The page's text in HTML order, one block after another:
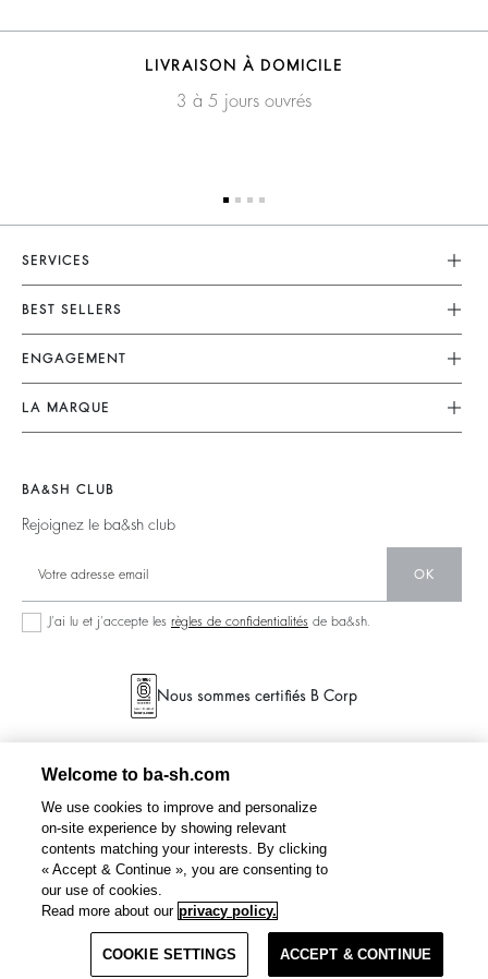
DAELA chemise brodée
ÉPUISÉ. ME PRÉVENIR.
LIVRAISON À DOMICILE
3 à 5 jours ouvrés
SERVICES
Service Client
FAQ
Retouches & Réparations
accessibilité
BEST SELLERS
Robes
Combinaisons
Tops & Chemises
Pulls & Cardigans
Dos Nus
ENGAGEMENT
Nos Engagements
Planète
Circularité
Communauté
Collection Responsable
Seconde Main
LA MARQUE
Barbara & Sharon
125 Et Après
Nos Boutiques
BA&SH CLUB
Rejoignez le ba&sh club
OK
J’ai lu et j’accepte les règles de confidentialités de ba&sh.
Nous sommes certifiés B Corp
Welcome to ba-sh.com
We use cookies to improve and personalize
on-site experience by showing relevant
contents matching your interests. By clicking
« Accept & Continue », you are consenting to
our use of cookies.
Read more about our privacy policy.
COOKIE SETTINGS ACCEPT & CONTINUE